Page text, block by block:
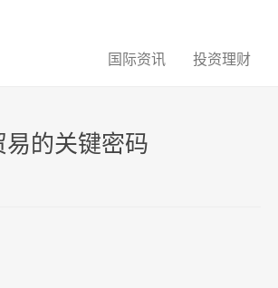
国际资讯 投资理财
的关键密码